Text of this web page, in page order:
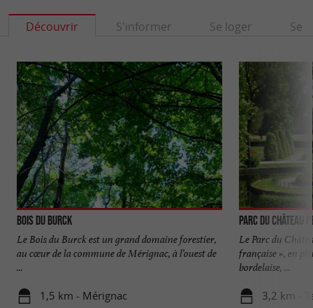
Découvrir S'informer Se loger Se
Bois du Burck
Le Bois du Burck est un grand domaine forestier,
au cœur de la commune de Mérignac, à l’ouest de
...
1,5 km - Mérignac
Parc du Château
Le Parc du
française », en
bordelaise, ...
3,2 km -